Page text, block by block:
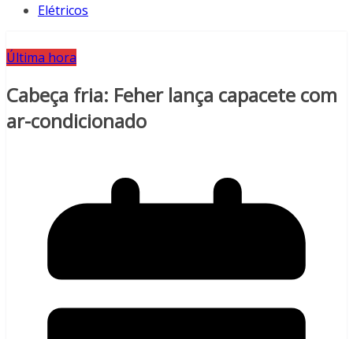
Elétricos
Última hora
Cabeça fria: Feher lança capacete com
ar-condicionado